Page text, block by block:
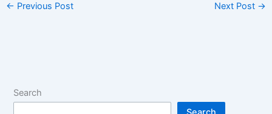
← Previous Post Next Post →
Search